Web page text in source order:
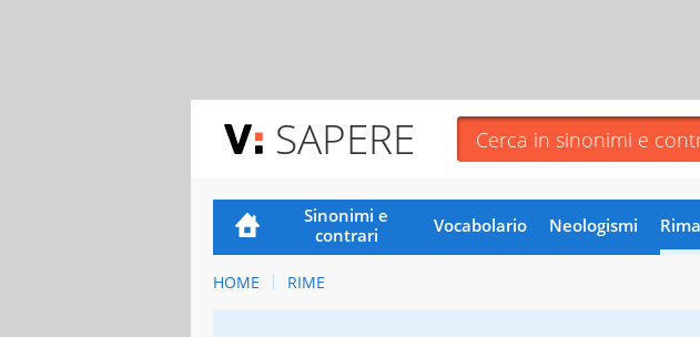
SAPERE
Sinonimi e
contrari
Vocabolario Neologismi
HOME RIME